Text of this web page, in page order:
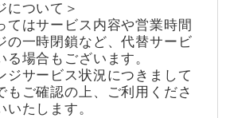
について＞
てはサービス内容や営業時間
の一時閉鎖など、代替サービ
場合もございます。
ジサービス状況につきまして
もご確認の上、ご利用くださ
たします。